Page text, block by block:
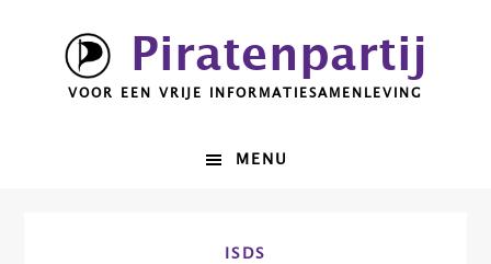
hoofdnavigatie
Piratenpartij
VOOR EEN VRIJE INFORMATIESAMENLEVING
MENU
ISDS